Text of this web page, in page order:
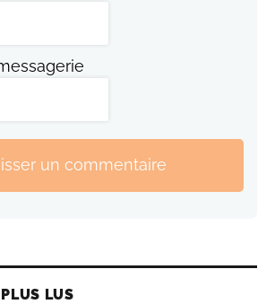
un commentaire
LUS